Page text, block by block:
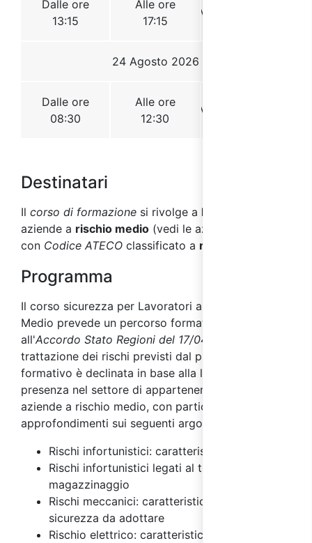
Destinatari
Il corso di formazione si rivolge a lavoratori
aziende a rischio medio (vedi le aziende
con Codice ATECO classificato a rischio medio
Programma
Il corso sicurezza per Lavoratori a rischio
Medio prevede un percorso formativo conforme
all'Accordo Stato Regioni del 17/04/2025
trattazione dei rischi previsti dal progetto
formativo è declinata in base alla loro tipica
presenza nel settore di appartenenza delle
aziende a rischio medio, con particolari
approfondimenti sui seguenti argomenti:
Rischi infortunistici: caratteristiche
Rischi infortunistici legati al trasporto e
magazzinaggio
Rischi meccanici: caratteristiche e misure di
sicurezza da adottare
Rischio elettrico: caratteristiche, misure di